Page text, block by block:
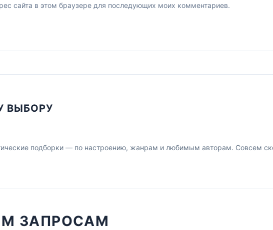
сайта в этом браузере для последующих моих комментариев.
ВЫБОРУ
подборки — по настроению, жанрам и любимым авторам. Совсем
ЗАПРОСАМ